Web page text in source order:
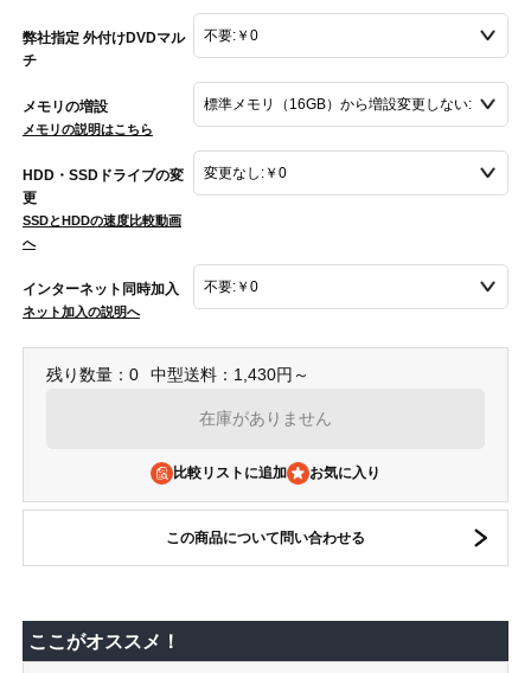
弊社指定 外付けDVDマル
チ
メモリの増設
メモリの説明はこちら
HDD・SSDドライブの変
更
SSDとHDDの速度比較動画
へ
インターネット同時加入
ネット加入の説明へ
残り数量：0 中型送料：1,430円～
在庫がありません
比較リストに追加
この商品について問い合わせる
ここがオススメ！